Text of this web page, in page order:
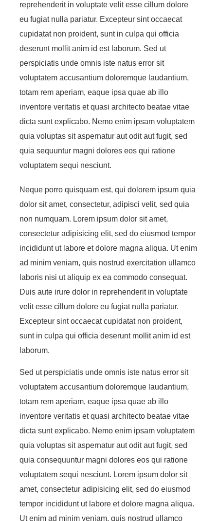
reprehenderit in voluptate velit esse cillum dolore
eu fugiat nulla pariatur. Excepteur sint occaecat
cupidatat non proident, sunt in culpa qui officia
deserunt mollit anim id est laborum. Sed ut
perspiciatis unde omnis iste natus error sit
voluptatem accusantium doloremque laudantium,
totam rem aperiam, eaque ipsa quae ab illo
inventore veritatis et quasi architecto beatae vitae
dicta sunt explicabo. Nemo enim ipsam voluptatem
quia voluptas sit aspernatur aut odit aut fugit, sed
quia sequuntur magni dolores eos qui ratione
voluptatem sequi nesciunt.
Neque porro quisquam est, qui dolorem ipsum quia
dolor sit amet, consectetur, adipisci velit, sed quia
non numquam. Lorem ipsum dolor sit amet,
consectetur adipisicing elit, sed do eiusmod tempor
incididunt ut labore et dolore magna aliqua. Ut enim
ad minim veniam, quis nostrud exercitation ullamco
laboris nisi ut aliquip ex ea commodo consequat.
Duis aute irure dolor in reprehenderit in voluptate
velit esse cillum dolore eu fugiat nulla pariatur.
Excepteur sint occaecat cupidatat non proident,
sunt in culpa qui officia deserunt mollit anim id est
laborum.
Sed ut perspiciatis unde omnis iste natus error sit
voluptatem accusantium doloremque laudantium,
totam rem aperiam, eaque ipsa quae ab illo
inventore veritatis et quasi architecto beatae vitae
dicta sunt explicabo. Nemo enim ipsam voluptatem
quia voluptas sit aspernatur aut odit aut fugit, sed
quia consequuntur magni dolores eos qui ratione
voluptatem sequi nesciunt. Lorem ipsum dolor sit
amet, consectetur adipisicing elit, sed do eiusmod
tempor incididunt ut labore et dolore magna aliqua.
Ut enim ad minim veniam, quis nostrud ullamco